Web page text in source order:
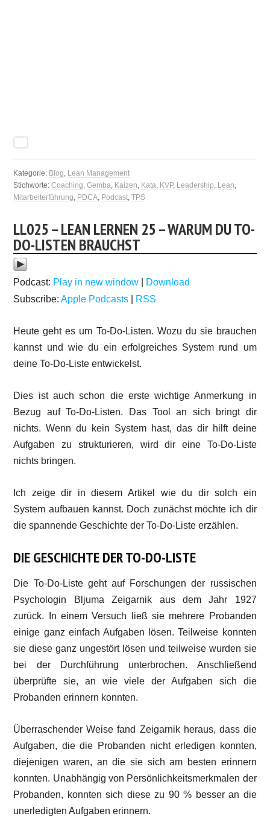
Kategorie: Blog, Lean Management
Stichworte:Coaching,Gemba, Kaizen, Kata, KVP, Leadership, Lean,
Mitarbeiterführung, PDCA, Podcast,TPS
LL025 – LEAN LERNEN 25 – WARUM DU TO-
DO-LISTEN BRAUCHST
Podcast: Play in new window
Download
Subscribe:Apple Podcasts RSS
Heute geht es um To-Do-Listen. Wozu du sie brauchen
kannst und wie du ein erfolgreiches System rund um
deine To-Do-Liste entwickelst.
Dies ist auch schon die erste wichtige Anmerkung in
Bezug auf To-Do-Listen. Das Tool an sich bringt dir
nichts. Wenn du kein System hast, das dir hilft deine
Aufgaben zu strukturieren, wird dir eine To-Do-Liste
nichts bringen.
Ich zeige dir in diesem Artikel wie du dir solch ein
System aufbauen kannst. Doch zunächst möchte ich dir
die spannende Geschichte der To-Do-Liste erzählen.
DIE GESCHICHTE DER TO-DO-LISTE
Die To-Do-Liste geht auf Forschungen der russischen
Psychologin Bljuma Zeigarnik aus dem Jahr 1927
zurück. In einem Versuch ließ sie mehrere Probanden
einige ganz einfach Aufgaben lösen. Teilweise konnten
sie diese ganz ungestört lösen und teilweise wurden sie
bei der Durchführung unterbrochen. Anschließend
überprüfte sie, an wie viele der Aufgaben sich die
Probanden erinnern konnten.
Überraschender Weise fand Zeigarnik heraus, dass die
Aufgaben, die die Probanden nicht erledigen konnten,
diejenigen waren, an die sie sich am besten erinnern
konnten. Unabhängig von Persönlichkeitsmerkmalen der
Probanden, konnten sich diese zu 90 % besser an die
unerledigten Aufgaben erinnern.